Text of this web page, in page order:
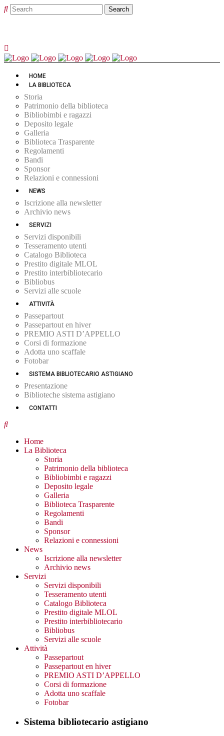
HOME
LA BIBLIOTECA
Storia
Patrimonio della biblioteca
Bibliobimbi e ragazzi
Deposito legale
Galleria
Biblioteca Trasparente
Regolamenti
Bandi
Sponsor
Relazioni e connessioni
NEWS
Iscrizione alla newsletter
Archivio news
SERVIZI
Servizi disponibili
Tesseramento utenti
Catalogo Biblioteca
Prestito digitale MLOL
Prestito interbibliotecario
Bibliobus
Servizi alle scuole
ATTIVITÀ
Passepartout
Passepartout en hiver
PREMIO ASTI D’APPELLO
Corsi di formazione
Adotta uno scaffale
Fotobar
SISTEMA BIBLIOTECARIO ASTIGIANO
Presentazione
Biblioteche sistema astigiano
CONTATTI
Home
La Biblioteca
Storia
Patrimonio della biblioteca
Bibliobimbi e ragazzi
Deposito legale
Galleria
Biblioteca Trasparente
Regolamenti
Bandi
Sponsor
Relazioni e connessioni
News
Iscrizione alla newsletter
Archivio news
Servizi
Servizi disponibili
Tesseramento utenti
Catalogo Biblioteca
Prestito digitale MLOL
Prestito interbibliotecario
Bibliobus
Servizi alle scuole
Attività
Passepartout
Passepartout en hiver
PREMIO ASTI D’APPELLO
Corsi di formazione
Adotta uno scaffale
Fotobar
Sistema bibliotecario astigiano